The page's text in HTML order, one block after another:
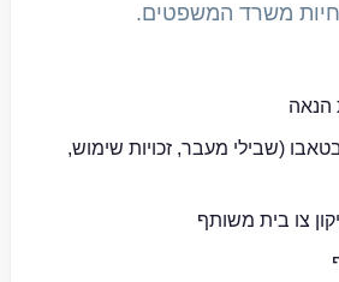
משרד המשפטים.
הנאה
(שבילי מעבר, זכויות שימוש,
צו בית משותף